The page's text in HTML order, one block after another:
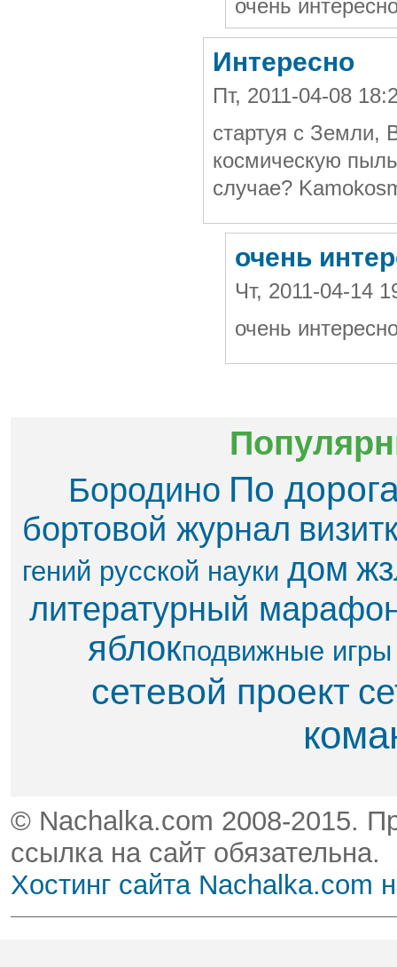
очень
Интересно
Пт, 2011-04-08
стартуя с Земли,
космическую
случае?
очень
Чт, 2011-04-14
очень
Бородино По
бортовой журнал
гений русской науки дом
литературный
яблок​подвижные игры
сетевой проект
© Nachalka.com 2008-2015.
ссылка на сайт обязательна.
Хостинг сайта Nachalka.com